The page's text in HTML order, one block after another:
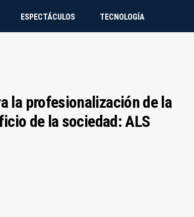
ESPECTÁCULOS TECNOLOGÍA
la profesionalización de la
de la sociedad: ALS